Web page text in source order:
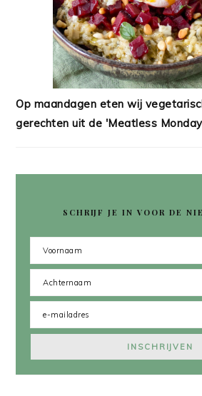
Op maandagen eten wij
gerechten uit de 'Meatless
SCHRIJF JE IN VOOR DE